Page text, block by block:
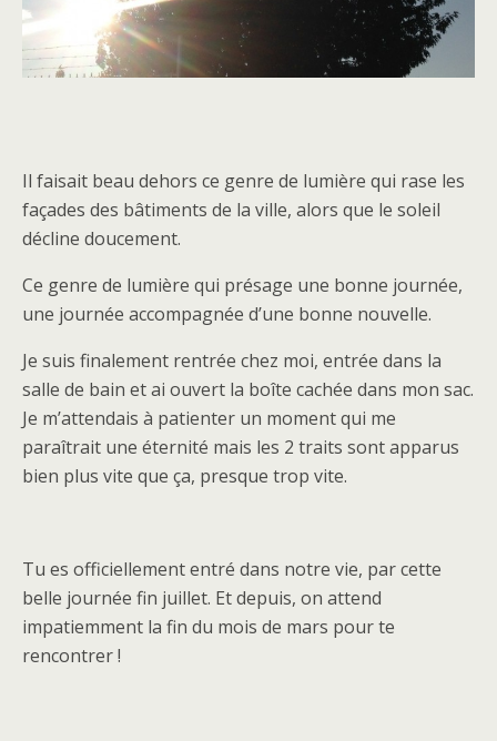
Il faisait beau dehors ce genre de lumière qui rase les
façades des bâtiments de la ville, alors que le soleil
décline doucement.
Ce genre de lumière qui présage une bonne journée,
une journée accompagnée d’une bonne nouvelle.
Je suis finalement rentrée chez moi, entrée dans la
salle de bain et ai ouvert la boîte cachée dans mon sac.
Je m’attendais à patienter un moment qui me
paraîtrait une éternité mais les 2 traits sont apparus
bien plus vite que ça, presque trop vite.
Tu es officiellement entré dans notre vie, par cette
belle journée fin juillet. Et depuis, on attend
impatiemment la fin du mois de mars pour te
rencontrer !